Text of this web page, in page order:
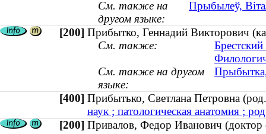
См. также на
другом языке:
Прыбылеў,
[200] Прибытко, Геннадий Викторович
См. также:
См. также на другом
языке:
Прыбытка,
[400] Прибытько, Светлана Петровна
наук ; патологическая анатомия ;
[200] Привалов, Федор Иванович (доктор